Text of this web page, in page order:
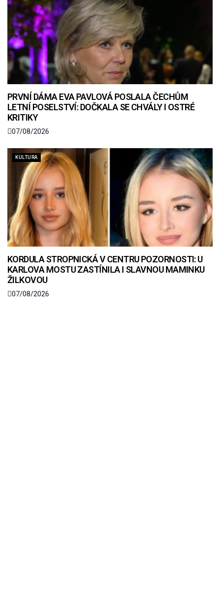
PRVNÍ DÁMA EVA PAVLOVÁ POSLALA ČECHŮM
LETNÍ POSELSTVÍ: DOČKALA SE CHVÁLY I OSTRÉ
KRITIKY
07/08/2026
KULTURA
KORDULA STROPNICKÁ V CENTRU POZORNOSTI: U
KARLOVA MOSTU ZASTÍNILA I SLAVNOU MAMINKU
ŽILKOVOU
07/08/2026